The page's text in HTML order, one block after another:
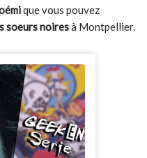
que vous pouvez
soeurs noiresà Montpellier.